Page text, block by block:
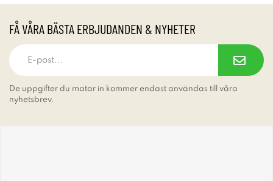
FÅ VÅRA BÄSTA ERBJUDANDEN & NYHETER
De uppgifter du matar in kommer endast användas till våra
nyhetsbrev.